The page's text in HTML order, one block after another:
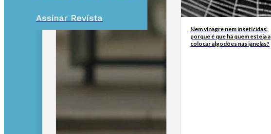
Assinar Revista
Nem vinagre nem inseticidas:
porque é que há quem esteja a
colocar algodões nas janelas?